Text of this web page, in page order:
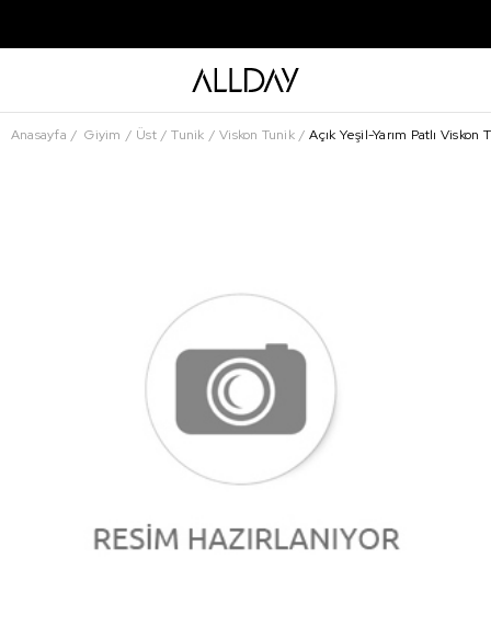
Anasayfa Giyim Üst Tunik Viskon Tunik Açık Yeşil-Yarım Patlı Viskon